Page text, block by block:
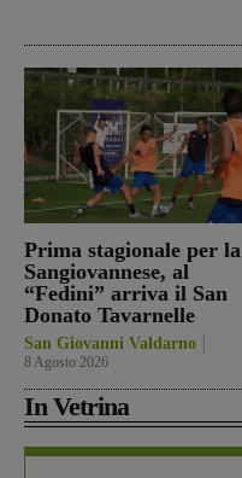
Prima stagionale per la
Sangiovannese, al
“Fedini” arriva il San
Donato Tavarnelle
San Giovanni Valdarno
8 Agosto 2026
In Vetrina